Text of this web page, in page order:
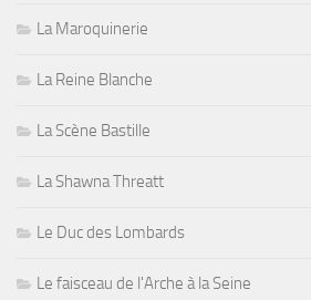
La Maroquinerie
La Reine Blanche
La Scène Bastille
La Shawna Threatt
Le Duc des Lombards
Le faisceau de l'Arche à la Seine